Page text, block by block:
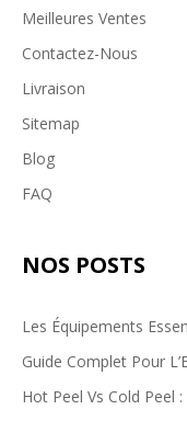
Meilleures Ventes
Contactez-Nous
Livraison
Sitemap
Blog
FAQ
NOS POSTS
Les Équipements
Guide Complet Pour
Hot Peel Vs Cold Peel